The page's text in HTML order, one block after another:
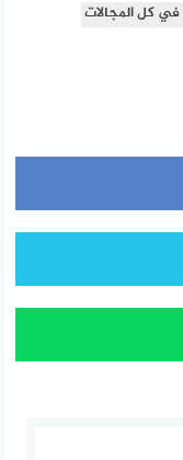
كل المجالات